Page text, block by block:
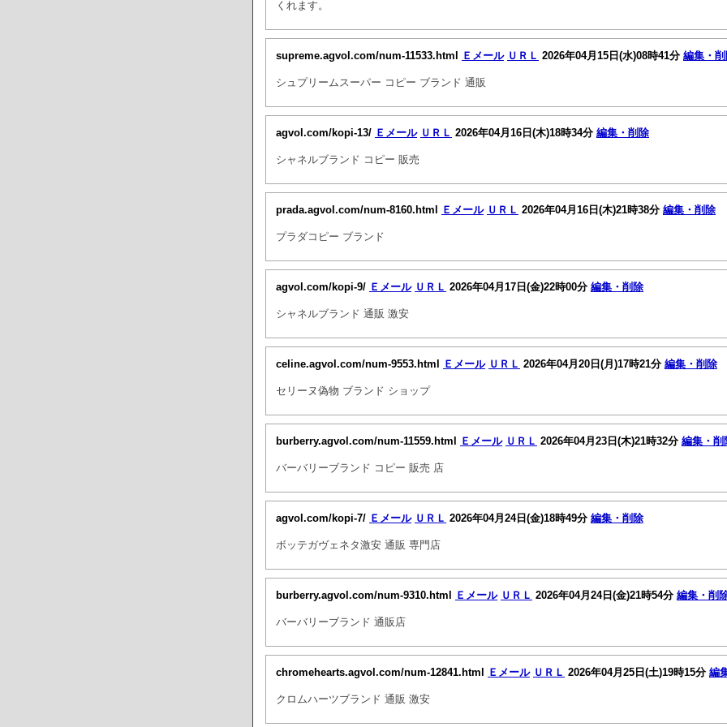
くれます。
supreme.agvol.com/num-11533.html Ｅメール ＵＲＬ 2026年04月15日(水)08時41分 編集・
シュプリームスーパー コピー ブランド 通販
agvol.com/kopi-13/ Ｅメール ＵＲＬ 2026年04月16日(木)18時34分 編集・削除
シャネルブランド コピー 販売
prada.agvol.com/num-8160.html Ｅメール ＵＲＬ 2026年04月16日(木)21時38分 編集・削除
プラダコピー ブランド
agvol.com/kopi-9/ Ｅメール ＵＲＬ 2026年04月17日(金)22時00分 編集・削除
シャネルブランド 通販 激安
celine.agvol.com/num-9553.html Ｅメール ＵＲＬ 2026年04月20日(月)17時21分 編集・削除
セリーヌ偽物 ブランド ショップ
burberry.agvol.com/num-11559.html Ｅメール ＵＲＬ 2026年04月23日(木)21時32分 編集・削
バーバリーブランド コピー 販売 店
agvol.com/kopi-7/ Ｅメール ＵＲＬ 2026年04月24日(金)18時49分 編集・削除
ボッテガヴェネタ激安 通販 専門店
burberry.agvol.com/num-9310.html Ｅメール ＵＲＬ 2026年04月24日(金)21時54分 編集・削
バーバリーブランド 通販店
chromehearts.agvol.com/num-12841.html Ｅメール ＵＲＬ 2026年04月25日(土)19時15分 編
クロムハーツブランド 通販 激安